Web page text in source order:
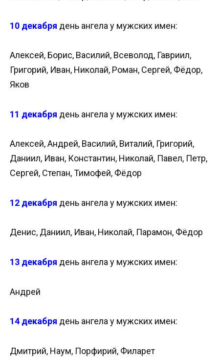
10 декабря день ангела у мужских имен:
Алексей, Борис, Василий, Всеволод, Гавриил,
Григорий, Иван, Николай, Роман, Сергей, Фёдор,
Яков
11 декабря день ангела у мужских имен:
Алексей, Андрей, Василий, Виталий, Григорий,
Даниил, Иван, Константин, Николай, Павел, Петр,
Сергей, Степан, Тимофей, Фёдор
12 декабря день ангела у мужских имен:
Денис, Даниил, Иван, Николай, Парамон, Фёдор
13 декабря день ангела у мужских имен:
Андрей
14 декабря день ангела у мужских имен:
Дмитрий, Наум, Порфирий, Филарет